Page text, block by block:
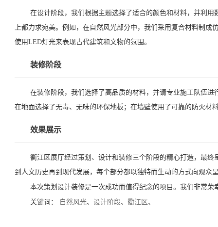
在设计阶段，我们根据主题选择了适合的颜色和材料，并利
上都力求宛美。例如，在自然风光部分中，我们采用复合材料制
使用LED灯光来表现古代建筑和文物的氛围。
装修阶段
在装修阶段，我们选择了高品质的材料，并请专业施工队伍
在地面选择了无毒、无味的环保地板；在墙壁使用了可靠的防火材
效果展示
衢江区展厅经过策划、设计和装修三个阶段的精心打造，最
到人文历史再到现代发展，每个部分都以独特而生动的方式向观众
本次策划设计装修是一次成功而值得纪念的项目。我们非常
关键词： 自然风光、 设计阶段、 衢江区 、